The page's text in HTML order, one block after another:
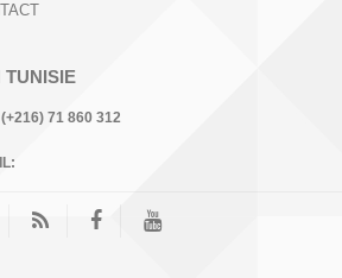
TUNISIE
(+216) 71 860 312